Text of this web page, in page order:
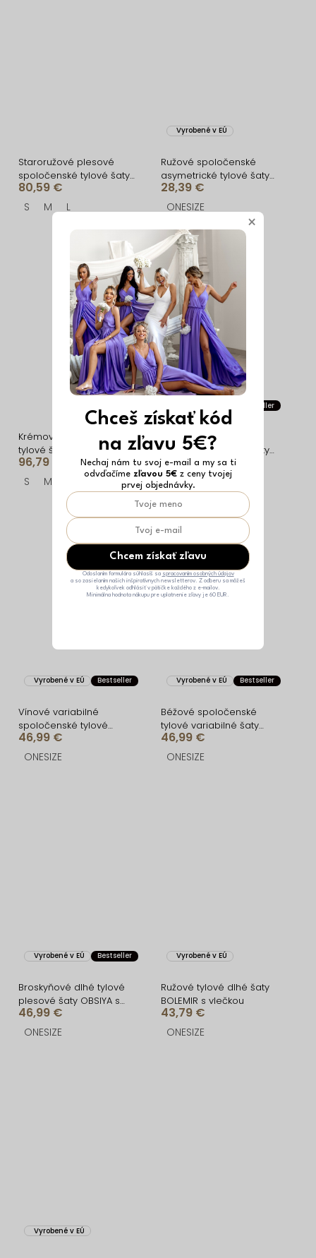
Staroružové plesové
spoločenské tylové šaty
DELARIL s mašľou
80,59 €
S M L
Vyrobené v EÚ
Ružové spoločenské
asymetrické tylové šaty
ROCHIE
28,39 €
ONESIZE
Krémové plesové dlhé
tylové šaty ZORELLE s
volánikmi
96,79 €
S M
Bestseller
Čierne spoločenské
asymetrické tylové šaty
ROCHIE
28,39 €
ONESIZE
Vyrobené v EÚ Bestseller
Vínové variabilné
spoločenské tylové
plesové šaty OBSIYA s
vlečkou
46,99 €
ONESIZE
Vyrobené v EÚ Bestseller
Béžové spoločenské
tylové variabilné šaty
OBSIYA s vlečkou
46,99 €
ONESIZE
Vyrobené v EÚ Bestseller
Broskyňové dlhé tylové
plesové šaty OBSIYA s
vlečkou
46,99 €
ONESIZE
Vyrobené v EÚ
Ružové tylové dlhé šaty
BOLEMIR s vlečkou
43,79 €
ONESIZE
Vyrobené v EÚ
×
Chceš získať kód
na zľavu 5€?
Nechaj nám tu svoj e-mail a my sa ti
odvďačíme zľavou 5€ z ceny tvojej
prvej objednávky.
Chcem získať zľavu
Odoslaním formulára súhlasíš sa spracovaním osobných údajov
a so zasielaním našich inšpiratívnych newsletterov. Z odberu sa môžeš
kedykoľvek odhlásiť v pätičke každého z e-mailov.
Minimálna hodnota nákupu pre uplatnenie zľavy je 60 EUR.